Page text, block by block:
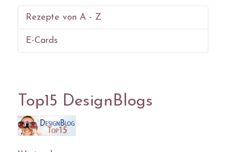
Rezepte von A - Z
E-Cards
Top15 DesignBlogs